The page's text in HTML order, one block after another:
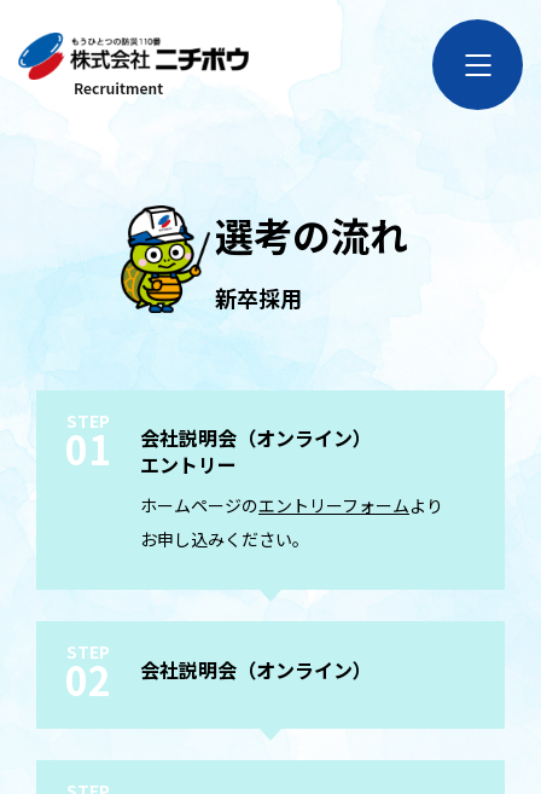
選考の流れ
新卒採用
STEP
01
会社説明会（オンライン）
エントリー
ホームページのエントリーフォームより
お申し込みください。
STEP
02 会社説明会（オンライン）